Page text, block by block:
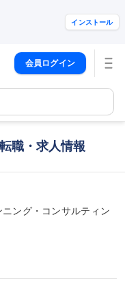
インストール
会員ログイン
職・求人情報
ング・コンサルティン